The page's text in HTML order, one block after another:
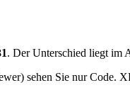
. Der Unterschied liegt im
sehen Sie nur Code.